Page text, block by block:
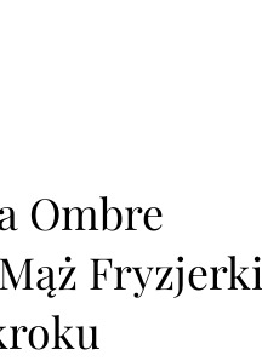
Ombre
Fryzjerki